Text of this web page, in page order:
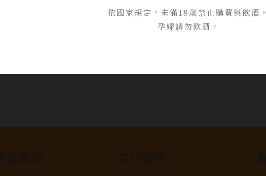
依國家規定，未滿18歲禁止購買與飲酒。
孕婦請勿飲酒。